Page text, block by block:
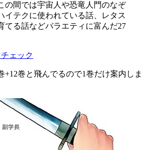
の間では宇宙人や恐竜人門のなぞ
イテクに使われている話、レタス
てる話などバラエティに富んだ27
ェック
+12巻と飛んでるので1巻だけ案内しま